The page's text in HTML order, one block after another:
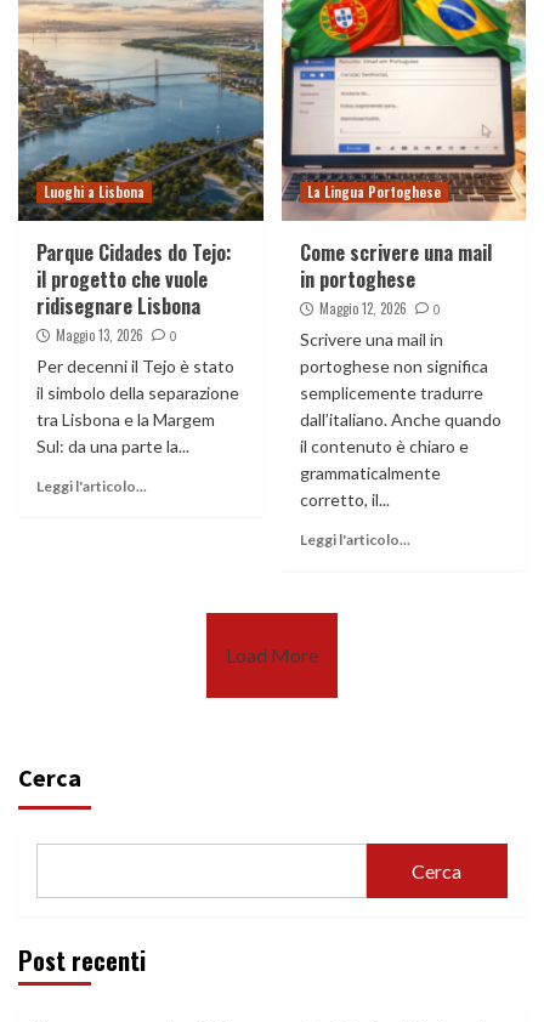
Luoghi a Lisbona
Parque Cidades do Tejo:
il progetto che vuole
ridisegnare Lisbona
Maggio 13, 2026 0
Per decenni il Tejo è stato
il simbolo della separazione
tra Lisbona e la Margem
Sul: da una parte la...
Leggi l'articolo...
La Lingua Portoghese
Come scrivere una mail
in portoghese
Maggio 12, 2026 0
Scrivere una mail in
portoghese non significa
semplicemente tradurre
dall’italiano. Anche quando
il contenuto è chiaro e
grammaticalmente
corretto, il...
Leggi l'articolo...
Load More
Cerca
Cerca
Post recenti